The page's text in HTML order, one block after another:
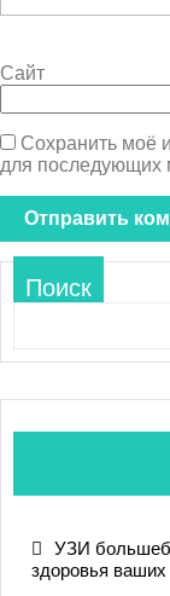
Сайт
Сохранить моё
для последующих
Поиск
УЗИ
здоровья ваших